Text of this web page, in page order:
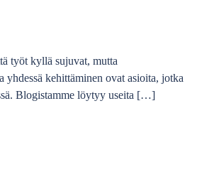
työt kyllä sujuvat, mutta
kehittäminen ovat asioita, jotka
Blogistamme löytyy useita […]